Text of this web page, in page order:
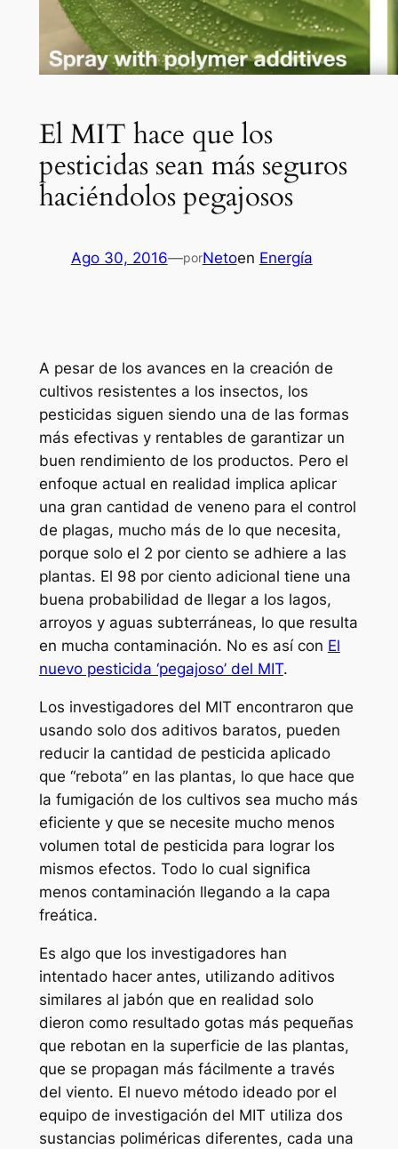
El MIT hace que los
pesticidas sean más seguros
haciéndolos pegajosos
Ago 30, 2016—porNetoen Energía
A pesar de los avances en la creación de
cultivos resistentes a los insectos, los
pesticidas siguen siendo una de las formas
más efectivas y rentables de garantizar un
buen rendimiento de los productos. Pero el
enfoque actual en realidad implica aplicar
una gran cantidad de veneno para el control
de plagas, mucho más de lo que necesita,
porque solo el 2 por ciento se adhiere a las
plantas. El 98 por ciento adicional tiene una
buena probabilidad de llegar a los lagos,
arroyos y aguas subterráneas, lo que resulta
en mucha contaminación. No es así con El
nuevo pesticida ‘pegajoso’ del MIT.
Los investigadores del MIT encontraron que
usando solo dos aditivos baratos, pueden
reducir la cantidad de pesticida aplicado
que “rebota” en las plantas, lo que hace que
la fumigación de los cultivos sea mucho más
eficiente y que se necesite mucho menos
volumen total de pesticida para lograr los
mismos efectos. Todo lo cual significa
menos contaminación llegando a la capa
freática.
Es algo que los investigadores han
intentado hacer antes, utilizando aditivos
similares al jabón que en realidad solo
dieron como resultado gotas más pequeñas
que rebotan en la superficie de las plantas,
que se propagan más fácilmente a través
del viento. El nuevo método ideado por el
equipo de investigación del MIT utiliza dos
sustancias poliméricas diferentes, cada una